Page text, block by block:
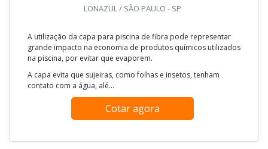
LONAZUL / SÃO PAULO - SP
A utilização da capa para piscina de fibra pode representar
grande impacto na economia de produtos químicos utilizados
na piscina, por evitar que evaporem.
A capa evita que sujeiras, como folhas e insetos, tenham
contato com a água, alé...
Cotar agora